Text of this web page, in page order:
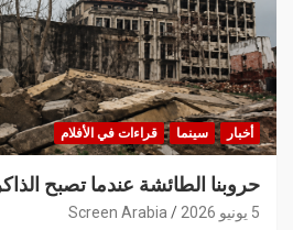
أخبار سينما قراءات في الأفلام
حروبنا الطائشة عندما تصبح
5 يونيو 2026 Screen Arabia